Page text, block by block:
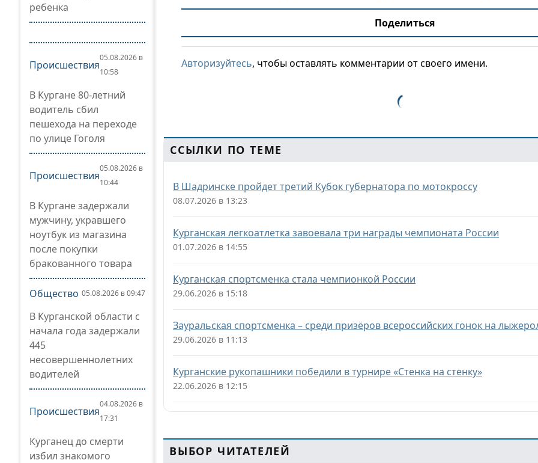
ребенка
Происшествия
05.08.2026 в
10:58
В Кургане 80-летний
водитель сбил
пешехода на переходе
по улице Гоголя
Происшествия
05.08.2026 в
10:44
В Кургане задержали
мужчину, укравшего
ноутбук из магазина
после покупки
бракованного товара
Общество 05.08.2026 в 09:47
В Курганской области с
начала года задержали
445
несовершеннолетних
водителей
Происшествия
04.08.2026 в
17:31
Курганец до смерти
избил знакомого
Поделиться
Авторизуйтесь, чтобы оставлять комментарии от своего имени.
ССЫЛКИ ПО ТЕМЕ
В Шадринске пройдет третий Кубок губернатора по мотокроссу
08.07.2026 в 13:23
Курганская легкоатлетка завоевала три награды чемпионата России
01.07.2026 в 14:55
Курганская спортсменка стала чемпионкой России
29.06.2026 в 15:18
Зауральская спортсменка – среди призёров всероссийских гонок на
29.06.2026 в 11:13
Курганские рукопашники победили в турнире «Стенка на стенку»
22.06.2026 в 12:15
ВЫБОР ЧИТАТЕЛЕЙ